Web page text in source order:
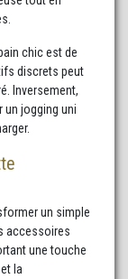
chic est de
discrets peut
Inversement,
un jogging uni
un simple
accessoires
une touche
la